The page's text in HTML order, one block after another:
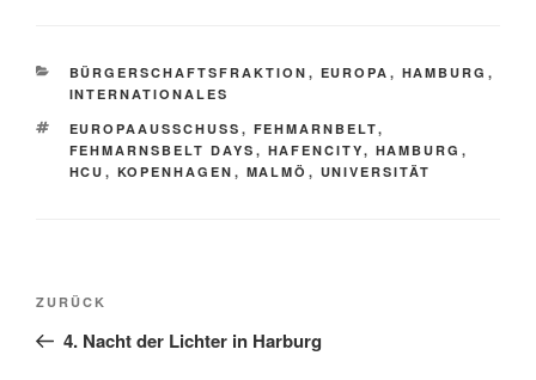
KATEGORIEN
BÜRGERSCHAFTSFRAKTION , EUROPA , HAMBURG ,
INTERNATIONALES
SCHLAGWÖRTER
EUROPAAUSSCHUSS , FEHMARNBELT,
FEHMARNSBELT DAYS , HAFENCITY, HAMBURG ,
HCU , KOPENHAGEN , MALMÖ , UNIVERSITÄT
Beitragsnavigation
Vorheriger
Beitrag
ZURÜCK
4. Nacht der Lichter in Harburg